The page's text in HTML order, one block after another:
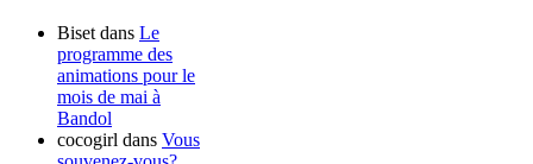
Biset dans Le
programme des
animations pour le
mois de mai à
Bandol
cocogirl dans Vous